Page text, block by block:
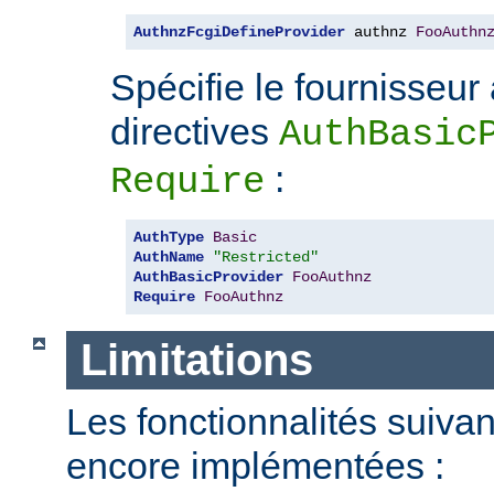
AuthnzFcgiDefineProvider authnz FooAuthnz
Spécifie le fournisseur
directives
Require :
AuthType Basic
AuthName
"Restricted"
AuthBasicProvider FooAuthnz
Require FooAuthnz
Limitations
Les fonctionnalités
encore implémentées :